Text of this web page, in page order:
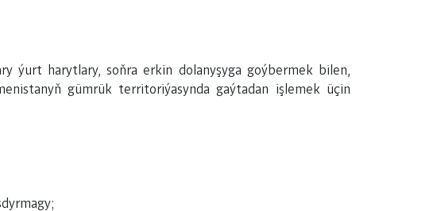
ýurt harytlary, soňra erkin dolanyşyga goýbermek bilen,
gümrük territoriýasynda gaýtadan işlemek üçin